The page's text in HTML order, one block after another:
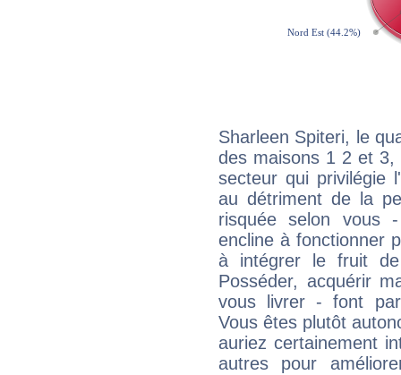
Sharleen Spiteri, le
des maisons 1 2 et
secteur qui privilégie
au détriment de la
risquée selon vous
encline à fonctionner
à intégrer le fruit
Posséder, acquérir
vous livrer - font
Vous êtes plutôt
auriez certainement
autres pour